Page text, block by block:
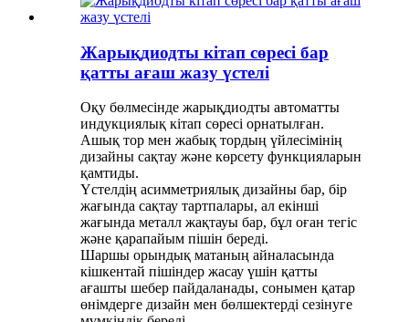
Жарықдиодты кітап сөресі бар
қатты ағаш жазу үстелі
Оқу бөлмесінде жарықдиодты автоматты
индукциялық кітап сөресі орнатылған.
Ашық тор мен жабық тордың үйлесімінің
дизайны сақтау және көрсету функцияларын
қамтиды.
Үстелдің асимметриялық дизайны бар, бір
жағында сақтау тартпалары, ал екінші
жағында металл жақтауы бар, бұл оған тегіс
және қарапайым пішін береді.
Шаршы орындық матаның айналасында
кішкентай пішіндер жасау үшін қатты
ағашты шебер пайдаланады, сонымен қатар
өнімдерге дизайн мен бөлшектерді сезінуге